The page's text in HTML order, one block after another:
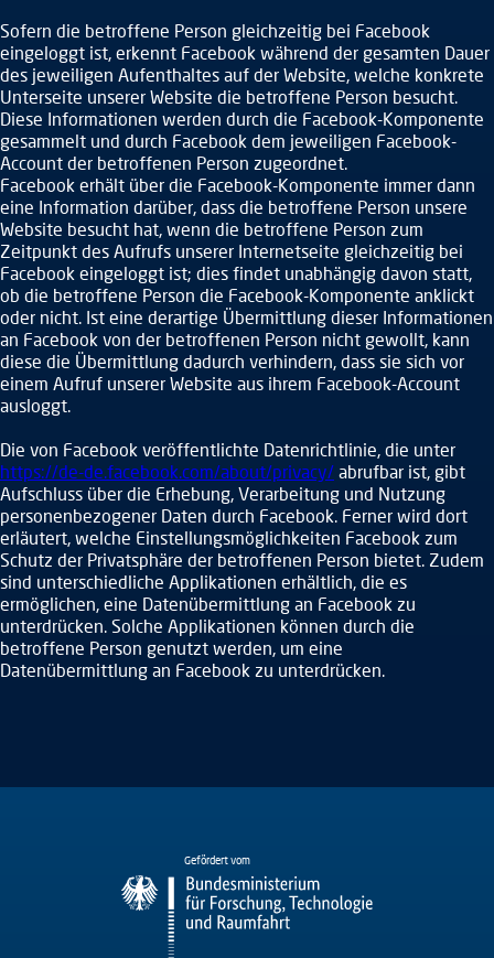
Sofern die betroffene Person gleichzeitig bei Facebook
eingeloggt ist, erkennt Facebook während der gesamten Dauer
des jeweiligen Aufenthaltes auf der Website, welche konkrete
Unterseite unserer Website die betroffene Person besucht.
Diese Informationen werden durch die Facebook-Komponente
gesammelt und durch Facebook dem jeweiligen Facebook-
Account der betroffenen Person zugeordnet.
Facebook erhält über die Facebook-Komponente immer dann
eine Information darüber, dass die betroffene Person unsere
Website besucht hat, wenn die betroffene Person zum
Zeitpunkt des Aufrufs unserer Internetseite gleichzeitig bei
Facebook eingeloggt ist; dies findet unabhängig davon statt,
ob die betroffene Person die Facebook-Komponente anklickt
oder nicht. Ist eine derartige Übermittlung dieser Informationen
an Facebook von der betroffenen Person nicht gewollt, kann
diese die Übermittlung dadurch verhindern, dass sie sich vor
einem Aufruf unserer Website aus ihrem Facebook-Account
ausloggt.
Die von Facebook veröffentlichte Datenrichtlinie, die unter
https://de-de.facebook.com/about/privacy/ abrufbar ist, gibt
Aufschluss über die Erhebung, Verarbeitung und Nutzung
personenbezogener Daten durch Facebook. Ferner wird dort
erläutert, welche Einstellungsmöglichkeiten Facebook zum
Schutz der Privatsphäre der betroffenen Person bietet. Zudem
sind unterschiedliche Applikationen erhältlich, die es
ermöglichen, eine Datenübermittlung an Facebook zu
unterdrücken. Solche Applikationen können durch die
betroffene Person genutzt werden, um eine
Datenübermittlung an Facebook zu unterdrücken.
Gefördert vom